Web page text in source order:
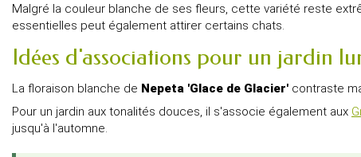
Malgré la couleur blanche de ses fleurs, cette variété reste
essentielles peut également attirer certains chats.
Idées d'associations pour un jardin
La floraison blanche de Nepeta 'Glace de Glacier' contraste
Pour un jardin aux tonalités douces, il s'associe également aux
jusqu'à l'automne.